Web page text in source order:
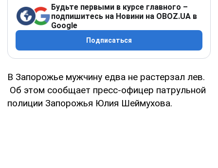
Будьте первыми в курсе главного –
подпишитесь на Новини на OBOZ.UA в
Google
Подписаться
В Запорожье мужчину едва не растерзал лев.
Об этом сообщает пресс-офицер патрульной
полиции Запорожья Юлия Шеймухова.